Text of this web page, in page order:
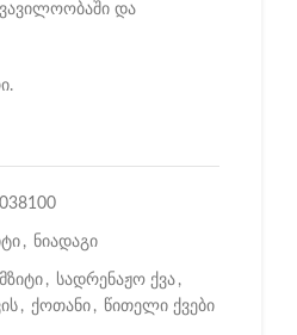
და
, ნიადაგი
, სადრენაჟო ქვა ,
, ქოთანი , წითელი ქვები